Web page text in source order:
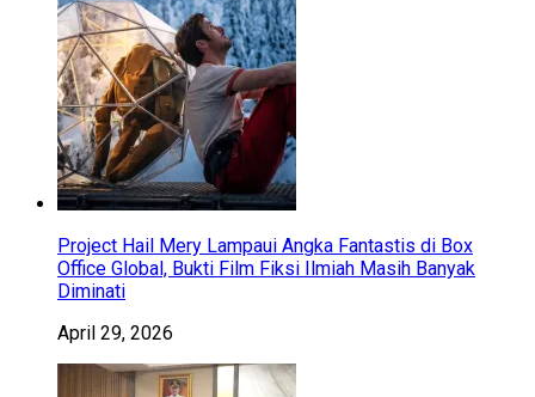
Project Hail Mery Lampaui Angka Fantastis di Box
Office Global, Bukti Film Fiksi Ilmiah Masih Banyak
Diminati
April 29, 2026